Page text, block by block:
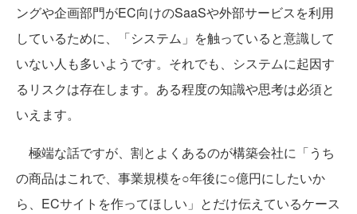
ングや企画部門がEC向けのSaaSや外部サービスを利用
しているために、「システム」を触っていると意識して
いない人も多いようです。それでも、システムに起因す
るリスクは存在します。ある程度の知識や思考は必須と
いえます。
極端な話ですが、割とよくあるのが構築会社に「うち
の商品はこれで、事業規模を○年後に○億円にしたいか
ら、ECサイトを作ってほしい」とだけ伝えているケース